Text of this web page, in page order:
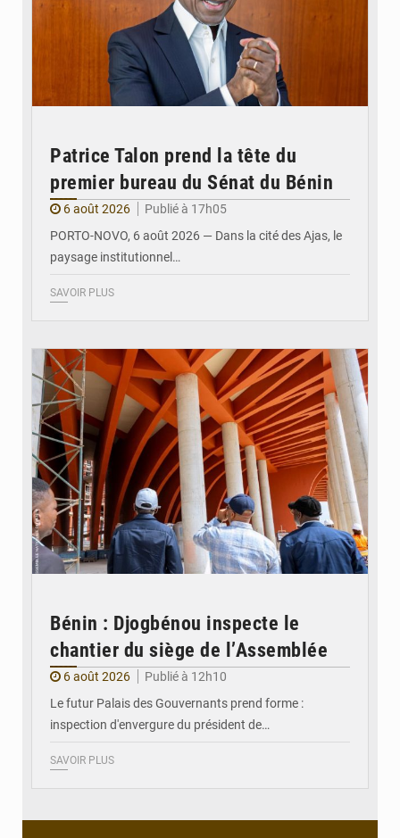
Patrice Talon prend la tête du
premier bureau du Sénat du Bénin
6 août 2026
Publié à 17h05
PORTO-NOVO, 6 août 2026 — Dans la cité des Ajas, le
paysage institutionnel…
SAVOIR PLUS
Bénin : Djogbénou inspecte le
chantier du siège de l’Assemblée
6 août 2026
Publié à 12h10
Le futur Palais des Gouvernants prend forme :
inspection d'envergure du président de…
SAVOIR PLUS